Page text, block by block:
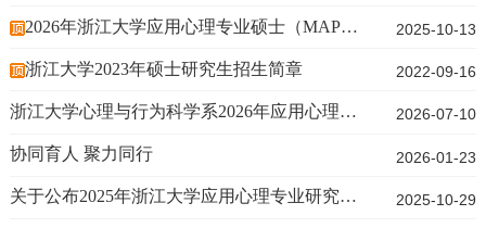
​2026年浙江大学应用心理专业硕士（MAP）招生简章 2025-10-13
浙江大学2023年硕士研究生招生简章 2022-09-16
浙江大学心理与行为科学系2026年应用心理专业研究生实践技能大赛通知 2026-07-10
协同育人 聚力同行 2026-01-23
关于公布2025年浙江大学应用心理专业研究生实践技能大赛获奖名单的通知 2025-10-29